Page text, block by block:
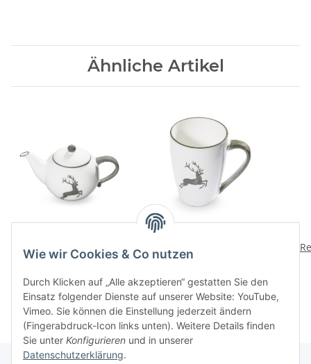
Ähnliche Artikel
1,5l
151,70 CHF*
Supermax
65,40 CHF
Wie wir Cookies & Co nutzen
Durch Klicken auf „Alle akzeptieren“ gestatten Sie den
Einsatz folgender Dienste auf unserer Website: YouTube,
Vimeo. Sie können die Einstellung jederzeit ändern
(Fingerabdruck-Icon links unten). Weitere Details finden
Sie unter Konfigurieren und in unserer
Datenschutzerklärung.